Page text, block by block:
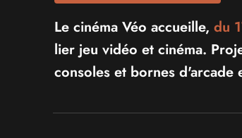
Le cinéma Véo accueille, du
lier jeu vidéo et cinéma.
consoles et bornes d'arcade